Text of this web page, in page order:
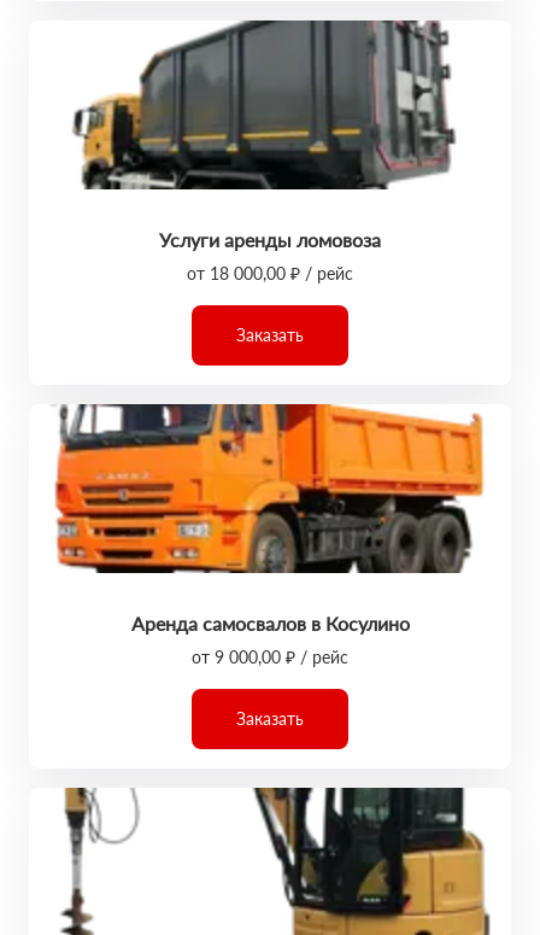
Услуги аренды ломовоза
от 18 000,00 ₽ / рейс
Заказать
Аренда самосвалов в Косулино
от 9 000,00 ₽ / рейс
Заказать